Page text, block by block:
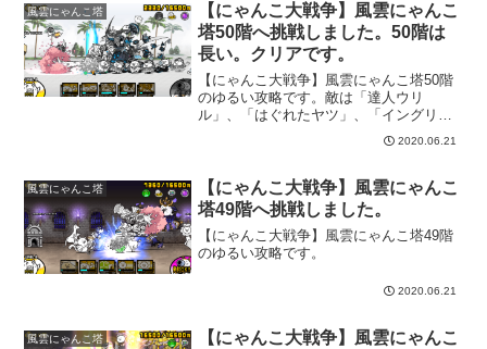
風雲にゃんこ塔
【にゃんこ大戦争】風雲にゃんこ
塔50階へ挑戦しました。50階は
長い。クリアです。
【にゃんこ大戦争】風雲にゃんこ塔50階
のゆるい攻略です。敵は「達人ウリ
ル」、「はぐれたヤツ」、「イングリッ
ス」、「古代わんこ」。「ネコ仙人」や
「謎仮面のウララー」が弱く思えるほど
「黒蝶のミタマダーク」と「皇獣ガオ
ウ」を使ってクリア出来ましたが、手に
入れていなかったら、私には無理だった
と思います。
2020.06.21
風雲にゃんこ塔
【にゃんこ大戦争】風雲にゃんこ
塔49階へ挑戦しました。
【にゃんこ大戦争】風雲にゃんこ塔49階
のゆるい攻略です。
2020.06.21
風雲にゃんこ塔
【にゃんこ大戦争】風雲にゃんこ